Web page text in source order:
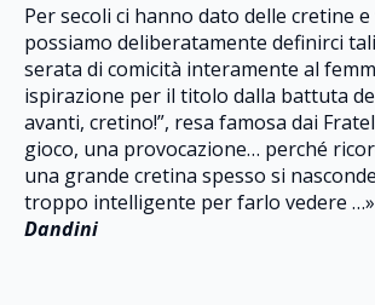
Per secoli ci hanno dato delle cretine
possiamo deliberatamente definirci
serata di comicità interamente al
ispirazione per il titolo dalla battuta
avanti, cretino!”, resa famosa dai
gioco, una provocazione… perché
una grande cretina spesso si
troppo intelligente per farlo vedere …»
Dandini